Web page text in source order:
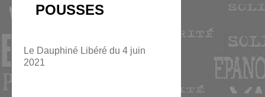
POUSSES️
Le Dauphiné Libéré du 4 juin
2021